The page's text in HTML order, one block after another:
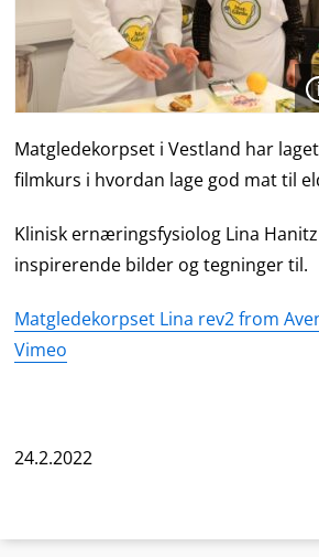
Matgledekorpset i Vestland har
filmkurs i hvordan lage god mat til
Klinisk ernæringsfysiolog Lina
inspirerende bilder og tegninger til.
Matgledekorpset Lina rev2 from
Vimeo
24.2.2022